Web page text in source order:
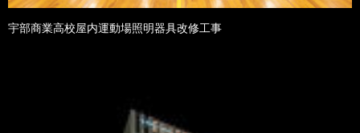
宇部商業高校屋内運動場照明器具改修工事